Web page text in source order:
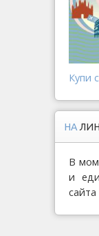
Купи
НА
В
и
сайта